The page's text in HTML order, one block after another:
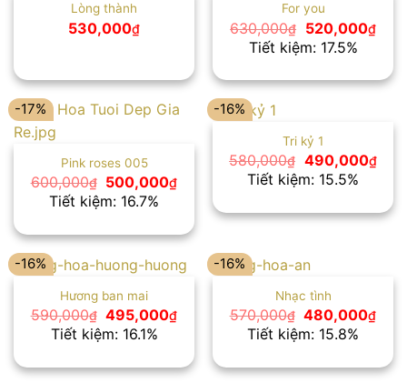
Lòng thành
530,000₫
For you
630,000₫
Giá
gốc
là:
520,000₫Giá
hiện
Tiết kiệm: 17.5%
-17%
Pink roses 005
600,000₫
Giá
gốc
là:
500,000₫Giá
là:
500,000₫.
Tiết kiệm: 16.7%
-16%
Tri kỷ 1
580,000₫ Giá
gốc
là:
490,000₫Giá
hiện
là:
Tiết kiệm: 15.5%
-16%
Hương ban mai
590,000₫ Giá
gốc
là:
495,000₫Giá
495,000₫.
Tiết kiệm: 16.1%
-16%
Nhạc tình
570,000₫ Giá
gốc
là:
480,000₫Giá
Tiết kiệm: 15.8%